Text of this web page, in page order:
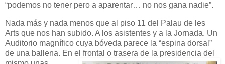
“podemos no tener pero a aparentar… no nos gana nadie”.
Nada más y nada menos que al piso 11 del Palau de les
Arts que nos han subido. A los asistentes y a la Jornada. Un
Auditorio magnífico cuya bóveda parece la “espina dorsal”
de una ballena. En el frontal o trasera de la presidencia del